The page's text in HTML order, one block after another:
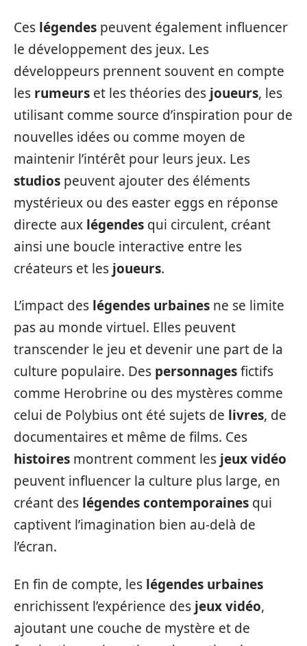
Ces légendes peuvent également influencer
le développement des jeux. Les
développeurs prennent souvent en compte
les rumeurs et les théories des joueurs, les
utilisant comme source d’inspiration pour de
nouvelles idées ou comme moyen de
maintenir l’intérêt pour leurs jeux. Les
studios peuvent ajouter des éléments
mystérieux ou des easter eggs en réponse
directe aux légendes qui circulent, créant
ainsi une boucle interactive entre les
créateurs et les joueurs.
L’impact des légendes urbaines ne se limite
pas au monde virtuel. Elles peuvent
transcender le jeu et devenir une part de la
culture populaire. Des personnagesfictifs
comme Herobrine ou des mystères comme
celui de Polybius ont été sujets de livres, de
documentaires et même de films. Ces
histoires montrent comment les jeux vidéo
peuvent influencer la culture plus large, en
créant des légendes contemporaines qui
captivent l’imagination bien au-delà de
l’écran.
En fin de compte, les légendes urbaines
enrichissent l’expérience des jeux vidéo,
ajoutant une couche de mystère et de